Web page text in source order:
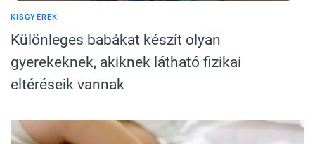
KISGYEREK
Különleges babákat készít olyan
gyerekeknek, akiknek látható fizikai
eltéréseik vannak